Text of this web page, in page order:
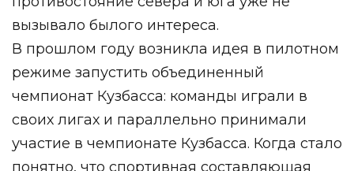
вызывало былого интереса.
В прошлом году возникла идея в пилотном
режиме запустить объединенный
чемпионат Кузбасса: команды играли в
своих лигах и параллельно принимали
участие в чемпионате Кузбасса. Когда стало
понятно, что спортивная составляющая